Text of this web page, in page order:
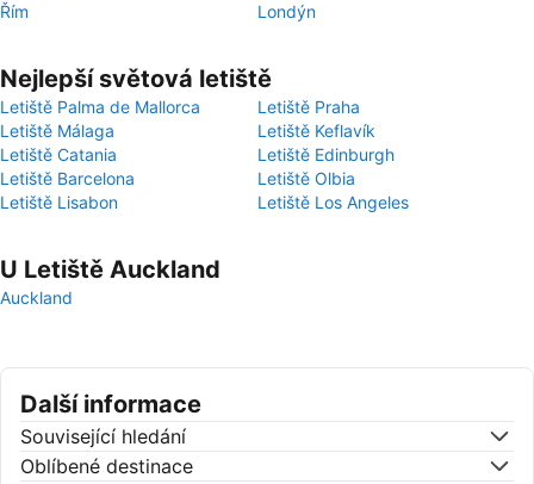
Řím
Londýn
Nejlepší světová letiště
Letiště Palma de Mallorca
Letiště Praha
Letiště Málaga
Letiště Keflavík
Letiště Catania
Letiště Edinburgh
Letiště Barcelona
Letiště Olbia
Letiště Lisabon
Letiště Los Angeles
U Letiště Auckland
Auckland
Další informace
Související hledání
Oblíbené destinace